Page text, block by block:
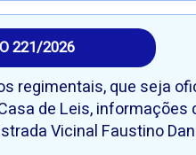
221/2026
regimentais, que seja
de Leis,
Vicinal Faustino